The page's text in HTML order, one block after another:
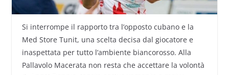
Si interrompe il rapporto tra l’opposto cubano e la
Med Store Tunit, una scelta decisa dal giocatore e
inaspettata per tutto l’ambiente biancorosso. Alla
Pallavolo Macerata non resta che accettare la volontà